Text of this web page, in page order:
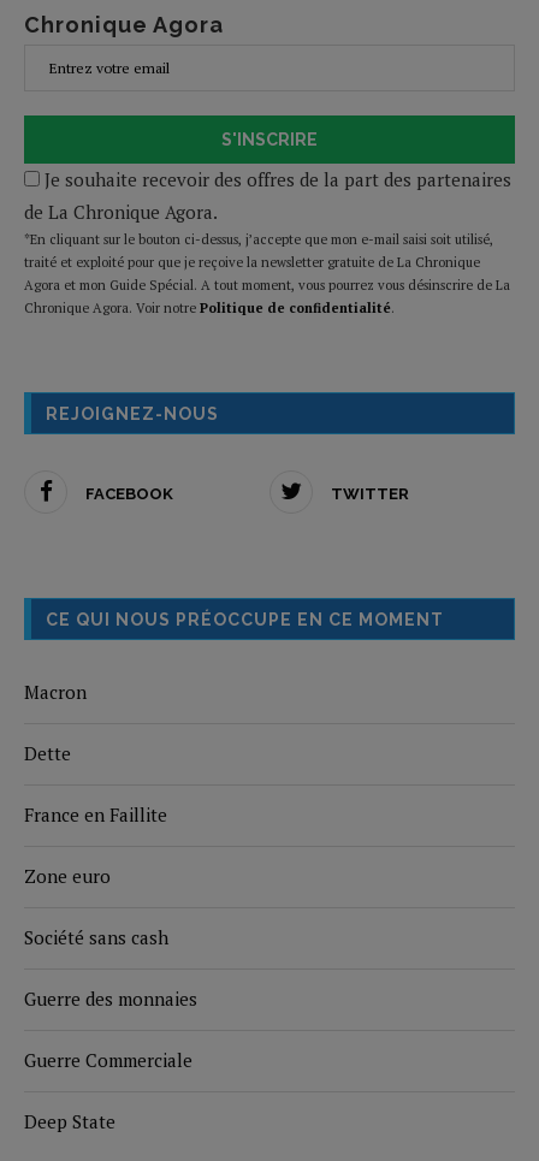
Chronique Agora
S'INSCRIRE
Je souhaite recevoir des offres de la part des partenaires
de La Chronique Agora.
*En cliquant sur le bouton ci-dessus, j’accepte que mon e-mail saisi soit utilisé,
traité et exploité pour que je reçoive la newsletter gratuite de La Chronique
Agora et mon Guide Spécial. A tout moment, vous pourrez vous désinscrire de La
Chronique Agora. Voir notre Politique de confidentialité.
REJOIGNEZ-NOUS
FACEBOOK TWITTER
CE QUI NOUS PRÉOCCUPE EN CE MOMENT
Macron
Dette
France en Faillite
Zone euro
Société sans cash
Guerre des monnaies
Guerre Commerciale
Deep State